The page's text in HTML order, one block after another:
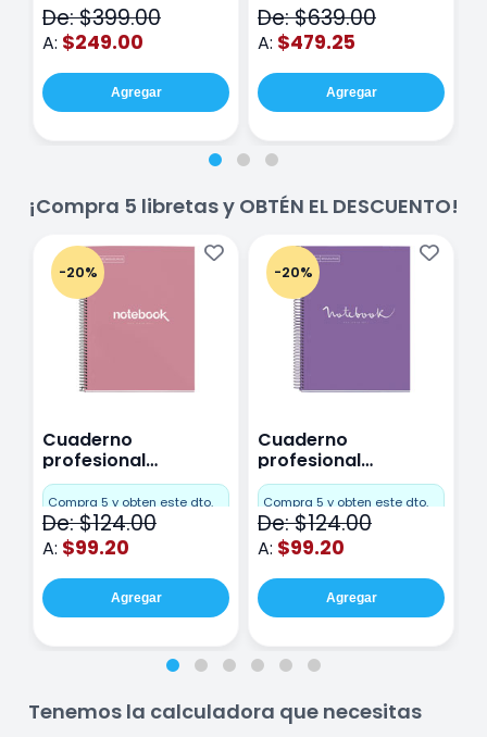
De: $399.00
A: $249.00
Agregar
De: $639.00
A: $479.25
Agregar
¡Compra 5 libretas y OBTÉN EL DESCUENTO!
-20%
Cuaderno
profesional
Miquelrius Emotions
Cuadro Chico 80
hojas Rosa
Compra 5 y obten este dto.
De: $124.00
A: $99.20
Agregar
-20%
Cuaderno
profesional
Miquelrius Emotions
raya 80 hojas
Purpura
Compra 5 y obten este dto.
De: $124.00
A: $99.20
Agregar
Tenemos la calculadora que necesitas